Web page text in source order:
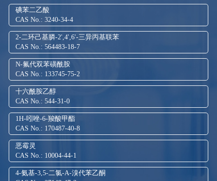
碘苯二乙酸
CAS No.: 3240-34-4
2-二环己基膦-2',4',6'-三异丙基联苯
CAS No.: 564483-18-7
N-氟代双苯磺酰胺
CAS No.: 133745-75-2
十六酰胺乙醇
CAS No.: 544-31-0
1H-吲唑-6-羧酸甲酯
CAS No.: 170487-40-8
恶霉灵
CAS No.: 10004-44-1
4-氨基-3,5-二氯-Α-溴代苯乙酮